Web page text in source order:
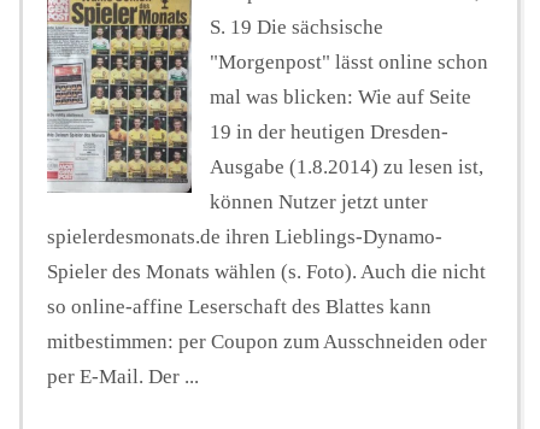
Seminare
Unterstützen
S. 19 Die sächsische
"Morgenpost" lässt online schon
mal was blicken: Wie auf Seite
19 in der heutigen Dresden-
Ausgabe (1.8.2014) zu lesen ist,
können Nutzer jetzt unter
spielerdesmonats.de ihren Lieblings-Dynamo-
Spieler des Monats wählen (s. Foto). Auch die nicht
so online-affine Leserschaft des Blattes kann
mitbestimmen: per Coupon zum Ausschneiden oder
per E-Mail. Der ...